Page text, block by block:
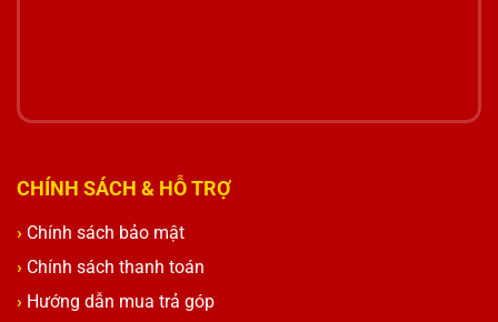
CHÍNH SÁCH & HỖ TRỢ
Chính sách bảo mật
Chính sách thanh toán
Hướng dẫn mua trả góp